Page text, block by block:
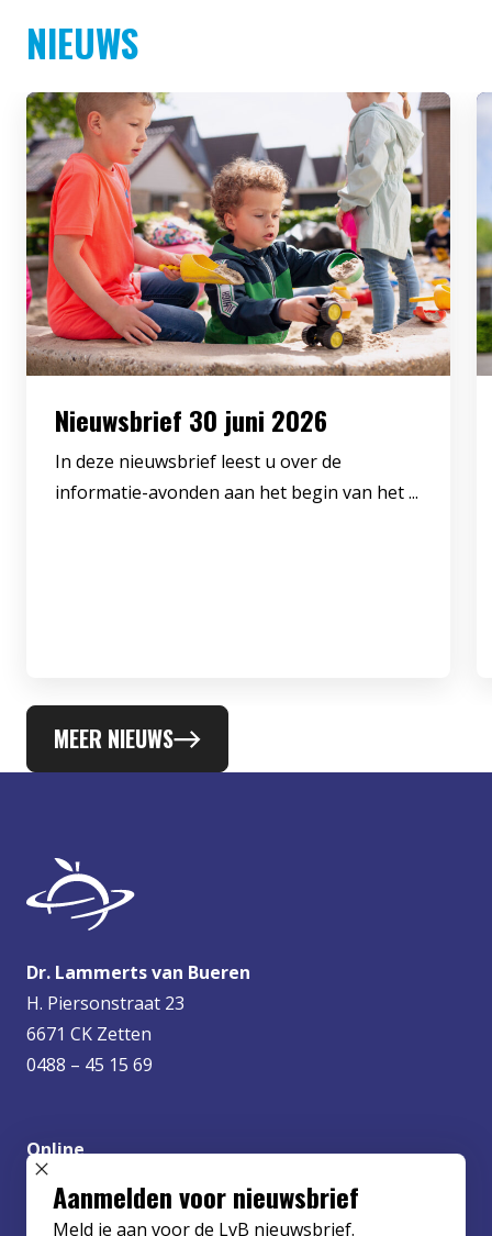
NIEUWS
Nieuwsbrief 30 juni 2026
In deze nieuwsbrief leest u over de
informatie-avonden aan het begin van het ...
MEER NIEUWS
Dr. Lammerts van Bueren
H. Piersonstraat 23
6671 CK Zetten
0488 – 45 15 69
Online
info@lvbueren.nl
SLUIT POPUP
Aanmelden voor nieuwsbrief
Meld je aan voor de LvB nieuwsbrief.